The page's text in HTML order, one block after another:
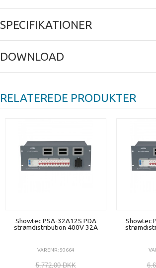
SPECIFIKATIONER
DOWNLOAD
RELATEREDE PRODUKTER
Showtec PSA-32A12S PDA
strømdistribution 400V 32A
VARENR: 50664
5.772,00 DKK
Showtec